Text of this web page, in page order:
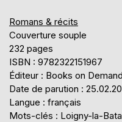
Romans & récits
Couverture souple
232 pages
ISBN : 9782322151967
Éditeur : Books on Demand
Date de parution :
Langue : français
Mots-clés : Loigny-la-